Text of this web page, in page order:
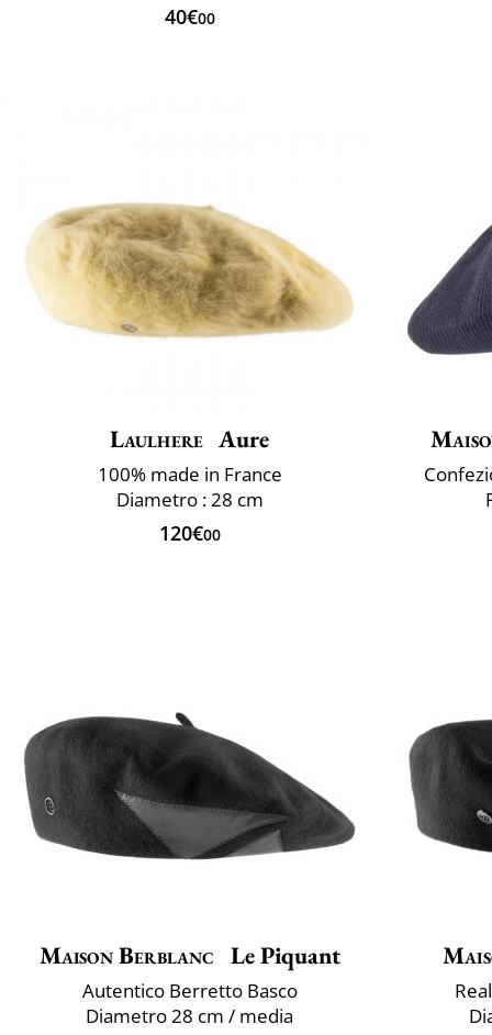
40€00
Laulhere Aure
100% made in France
Diametro : 28 cm
120€00
Maison Berblanc Le Piquant
Autentico Berretto Basco
Diametro 28 cm / media